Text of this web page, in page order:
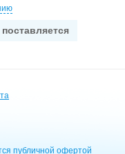
публичной офертой